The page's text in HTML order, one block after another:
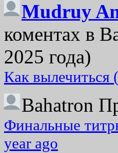
Mudruy
коментах в
2025 года)
Как вылечиться
Bahatron
Финальные
year ago